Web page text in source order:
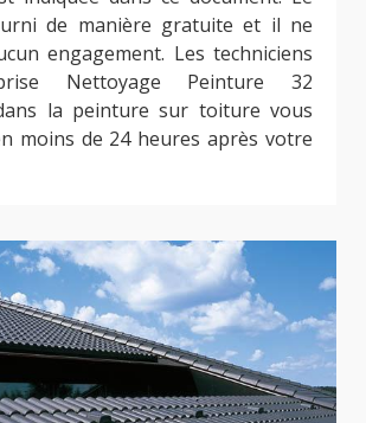
de manière gratuite et il ne
engagement. Les techniciens
Nettoyage Peinture 32
la peinture sur toiture vous
moins de 24 heures après votre